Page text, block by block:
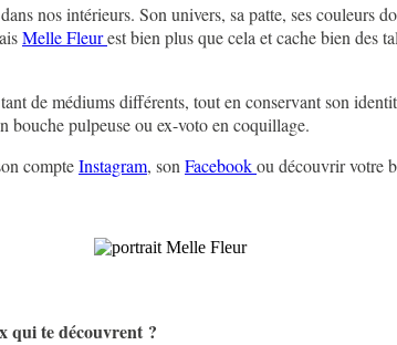
nos intérieurs. Son univers, sa patte, ses couleurs
Melle Fleurest bien plus que cela et cache bien des
de médiums différents, tout en conservant son
bouche pulpeuse ou ex-voto en coquillage.
compteInstagram, son Facebookou découvrir votre
qui te découvrent ?